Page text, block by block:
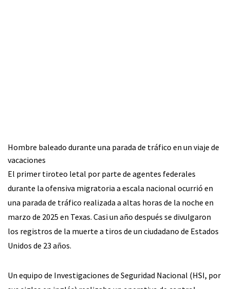
Hombre baleado durante una parada de tráfico en un viaje de
vacaciones
El primer tiroteo letal por parte de agentes federales
durante la ofensiva migratoria a escala nacional ocurrió en
una parada de tráfico realizada a altas horas de la noche en
marzo de 2025 en Texas. Casi un año después se divulgaron
los registros de la muerte a tiros de un ciudadano de Estados
Unidos de 23 años.
Un equipo de Investigaciones de Seguridad Nacional (HSI, por